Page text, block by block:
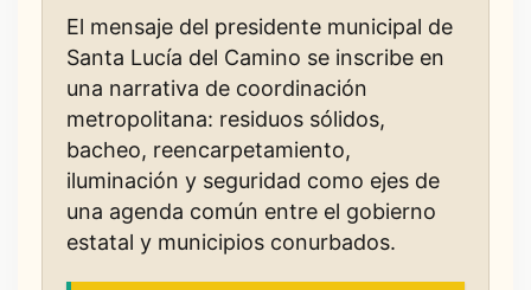
El mensaje del presidente municipal de
Santa Lucía del Camino se inscribe en
una narrativa de coordinación
metropolitana: residuos sólidos,
bacheo, reencarpetamiento,
iluminación y seguridad como ejes de
una agenda común entre el gobierno
estatal y municipios conurbados.